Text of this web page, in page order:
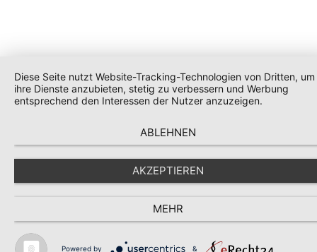
Diese Seite nutzt Website-Tracking-Technologien von Dritten, um
ihre Dienste anzubieten, stetig zu verbessern und Werbung
entsprechend den Interessen der Nutzer anzuzeigen.
ABLEHNEN
AKZEPTIEREN
MEHR
Powered by &